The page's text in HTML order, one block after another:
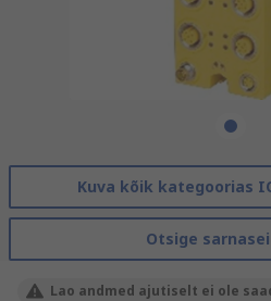
Kuva kõik kategoorias
Otsige
Lao andmed ajutiselt ei ole